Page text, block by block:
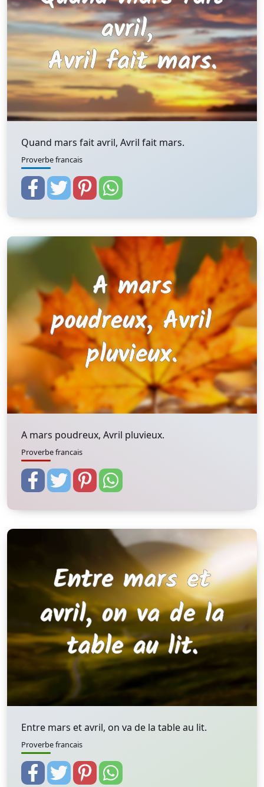
Quand mars fait avril, Avril fait mars.
Proverbe francais
A mars poudreux, Avril pluvieux.
Proverbe francais
Entre mars et avril, on va de la table au lit.
Proverbe francais